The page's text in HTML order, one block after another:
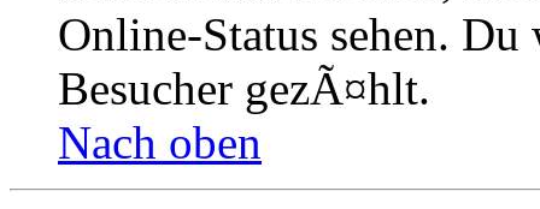
Online-Status sehen.
Besucher gezÃ¤hlt.
Nach oben